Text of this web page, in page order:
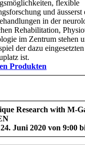
flexible
und äusserst
in der
Rehabilitation,
im Zentrum stehen
der dazu
ist.
Produkten
Research with M-
Juni 2020 von 9:00